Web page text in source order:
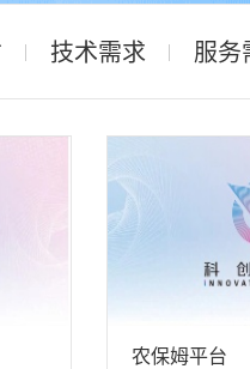
技术需求 服务
农保姆平台